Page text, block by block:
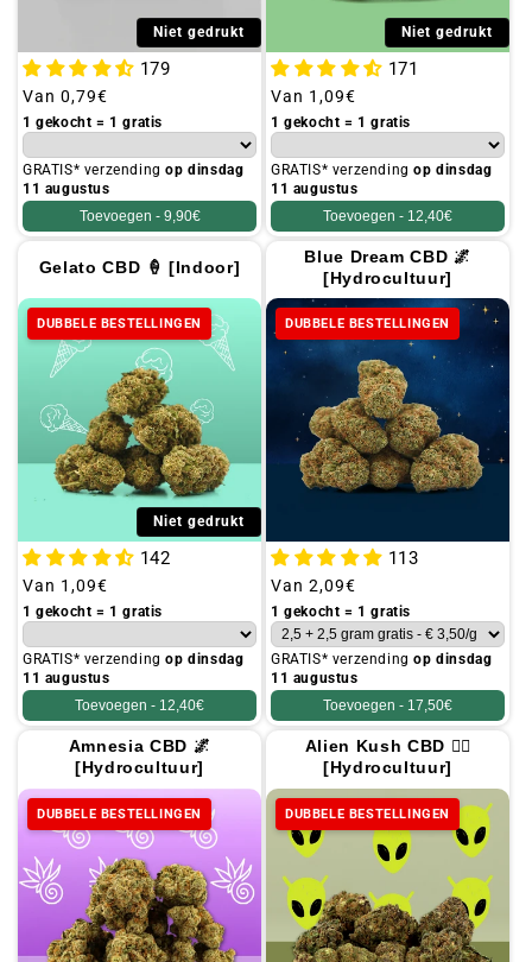
Niet gedrukt
179
Gebruikelijke
prijs
Van 0,79€
1 gekocht = 1 gratis
GRATIS* verzendingop dinsdag
11 augustus
Toevoegen - 9,90€
Niet gedrukt
171
Gebruikelijke
prijs
Van 1,09€
1 gekocht = 1 gratis
GRATIS* verzendingop dinsdag
11 augustus
Toevoegen - 12,40€
Gelato CBD 🍦 [Indoor]
DUBBELE BESTELLINGEN
Niet gedrukt
142
Gebruikelijke
prijs
Van 1,09€
1 gekocht = 1 gratis
GRATIS* verzendingop dinsdag
11 augustus
Toevoegen - 12,40€
Blue Dream CBD 🌌
[Hydrocultuur]
DUBBELE BESTELLINGEN
113
Gebruikelijke
prijs
Van 2,09€
1 gekocht = 1 gratis
GRATIS* verzendingop dinsdag
11 augustus
Toevoegen - 17,50€
Amnesia CBD 🌌
[Hydrocultuur]
DUBBELE BESTELLINGEN
Alien Kush CBD 🧟‍♂️
[Hydrocultuur]
DUBBELE BESTELLINGEN